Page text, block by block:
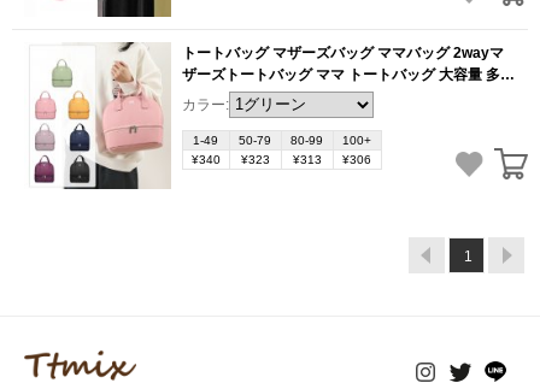
トートバッグ マザーズバッグ ママバッグ 2wayマ
ザーズトートバッグ ママ トートバッグ 大容量 多機
能 ショルダー ビッグトート 可愛い 通勤 通学 弁当
包み（1ヶ） (BB928)
カラー:
1-49 50-79 80-99
100+
¥340
¥323 ¥313 ¥306
1